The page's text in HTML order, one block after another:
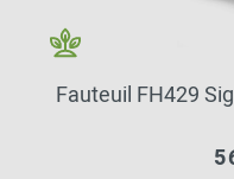
Fauteuil FH429
5